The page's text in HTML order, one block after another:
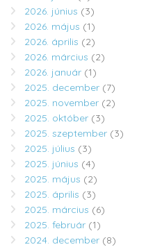
2026. június (3)
2026. május (1)
2026. április (2)
2026. március (2)
2026. január (1)
2025. december (7)
2025. november (2)
2025. október (3)
2025. szeptember (3)
2025. július (3)
2025. június (4)
2025. május (2)
2025. április (3)
2025. március (6)
2025. február (1)
2024. december (8)